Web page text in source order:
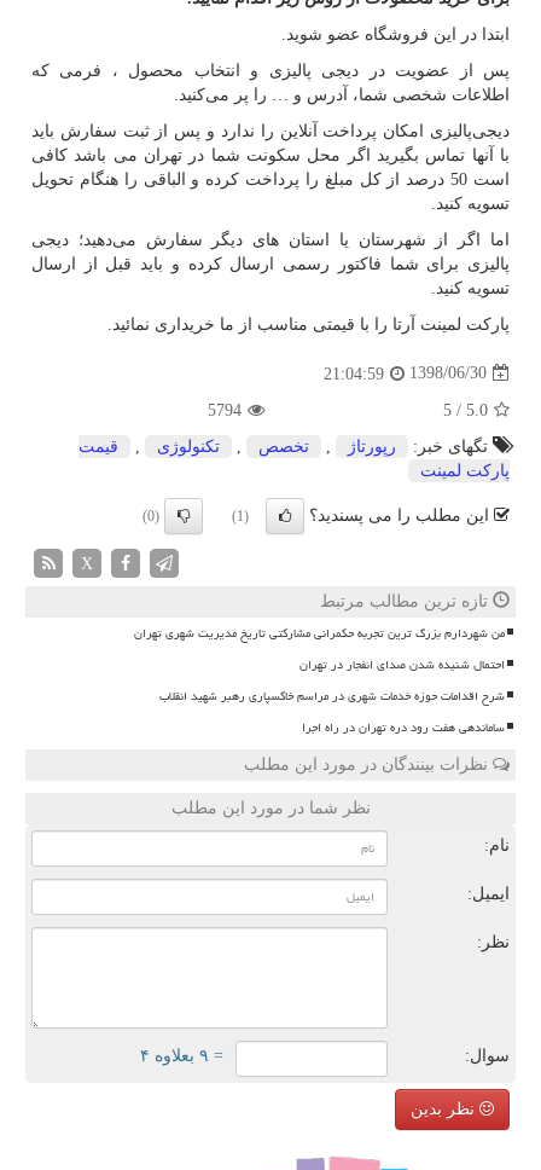
ابتدا در این فروشگاه عضو شوید.
پس از عضویت در دیجی پالیزی و انتخاب محصول ، فرمی که
اطلاعات شخصی شما، آدرس و … را پر می‌کنید.
دیجی‌پالیزی امکان پرداخت آنلاین را ندارد و پس از ثبت سفارش باید
با آنها تماس بگیرید اگر محل سکونت شما در تهران می باشد کافی
است 50 درصد از کل مبلغ را پرداخت کرده و الباقی را هنگام تحویل
تسویه کنید.
اما اگر از شهرستان یا استان های دیگر سفارش می‌دهید؛ دیجی
پالیزی برای شما فاکتور رسمی ارسال کرده و باید قبل از ارسال
تسویه کنید.
پارکت لمینت آرتا را با قیمتی مناسب از ما خریداری نمائید.
1398/06/30
21:04:59
5.0
/
5
5794
تگهای خبر:
رپورتاژ تخصص تكنولوژی
قیمت
پاركت لمینت
این مطلب را می پسندید؟ (1)
(0)
X
تازه ترین مطالب مرتبط
من شهردارم بزرگ ترین تجربه حکمرانی مشارکتی تاریخ مدیریت شهری تهران
احتمال شنیده شدن صدای انفجار در تهران
شرح اقدامات حوزه خدمات شهری در مراسم خاکسپاری رهبر شهید انقلاب
ساماندهی هفت رود دره تهران در راه اجرا
نظرات بینندگان در مورد این مطلب
نظر شما در مورد این مطلب
نام:
ایمیل:
نظر:
سوال: = ۹ بعلاوه ۴
نظر بدین